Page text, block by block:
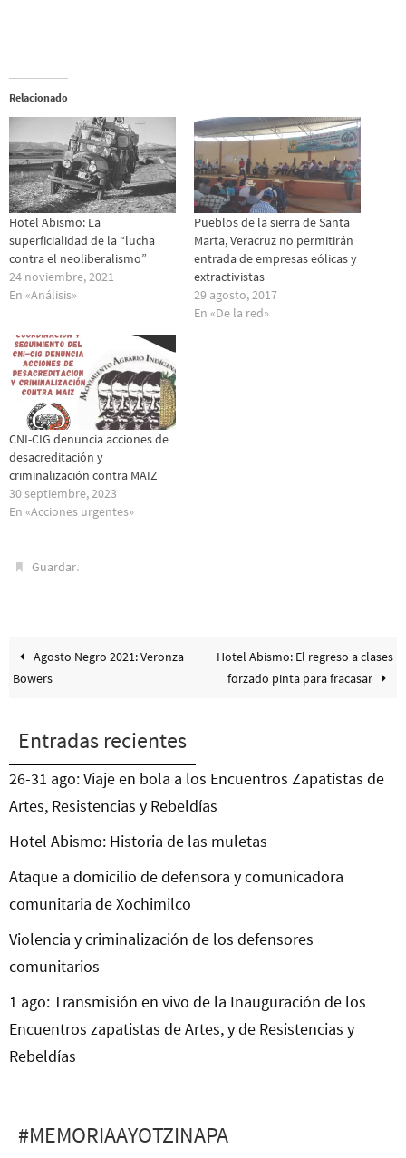
Relacionado
Hotel Abismo: La
superficialidad de la “lucha
contra el neoliberalismo”
24 noviembre, 2021
En «Análisis»
Pueblos de la sierra de Santa
Marta, Veracruz no permitirán
entrada de empresas eólicas y
extractivistas
29 agosto, 2017
En «De la red»
CNI-CIG denuncia acciones de
desacreditación y
criminalización contra MAIZ
30 septiembre, 2023
En «Acciones urgentes»
Guardar.
Agosto Negro 2021: Veronza
Bowers
Hotel Abismo: El regreso a clases
forzado pinta para fracasar
Entradas recientes
26-31 ago: Viaje en bola a los Encuentros Zapatistas de
Artes, Resistencias y Rebeldías
Hotel Abismo: Historia de las muletas
Ataque a domicilio de defensora y comunicadora
comunitaria de Xochimilco
Violencia y criminalización de los defensores
comunitarios
1 ago: Transmisión en vivo de la Inauguración de los
Encuentros zapatistas de Artes, y de Resistencias y
Rebeldías
#MEMORIAAYOTZINAPA